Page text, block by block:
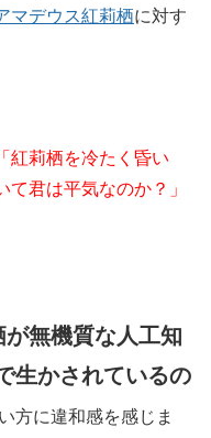
マデウス紅莉栖に対す
「紅莉栖を冷たく昏い
て君は平気なのか？」
が無機質な人工知
生かされているの
方に違和感を感じま